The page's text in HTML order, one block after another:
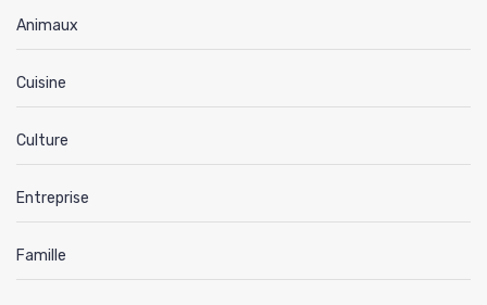
Animaux
Cuisine
Culture
Entreprise
Famille